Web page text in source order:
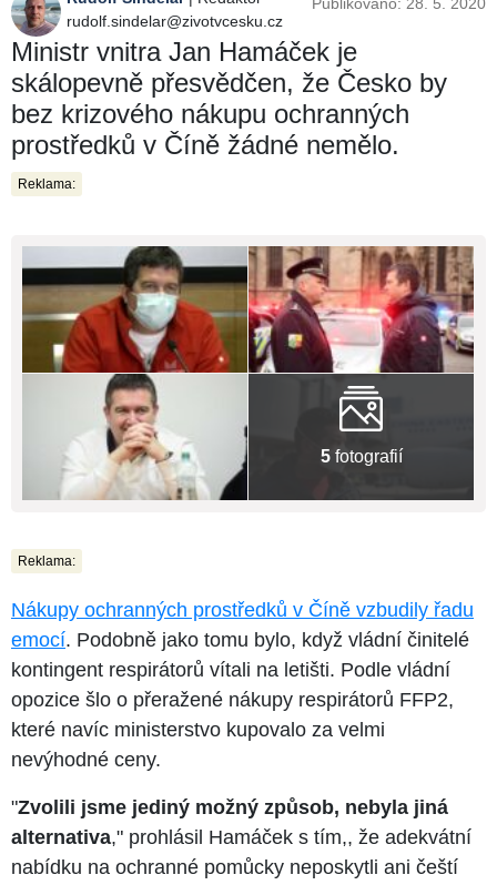
rudolf.sindelar@zivotvcesku.cz
Ministr vnitra Jan Hamáček je
skálopevně přesvědčen, že Česko by
bez krizového nákupu ochranných
prostředků v Číně žádné nemělo.
Reklama:
5fotografií
Reklama:
Nákupy ochranných prostředků v Číně vzbudily řadu
emocí. Podobně jako tomu bylo, když vládní činitelé
kontingent respirátorů vítali na letišti. Podle vládní
opozice šlo o přeražené nákupy respirátorů FFP2,
které navíc ministerstvo kupovalo za velmi
nevýhodné ceny.
"Zvolili jsme jediný možný způsob, nebyla jiná
alternativa," prohlásil Hamáček s tím,, že adekvátní
nabídku na ochranné pomůcky neposkytli ani čeští